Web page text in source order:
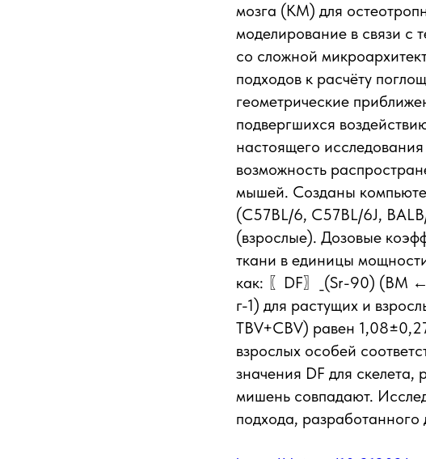
мозга (КМ) для
моделирование в связи с
со сложной
подходов к расчёту
геометрические
подвергшихся
настоящего
возможность
мышей. Созданы
(C57BL/6, C57BL/6J,
(взрослые). Дозовые
ткани в единицы
как: 〖DF〗_(Sr-90) (BM
г-1) для растущих и
TBV+CBV) равен
взрослых особей
значения DF для скелета,
мишень совпадают.
подхода,